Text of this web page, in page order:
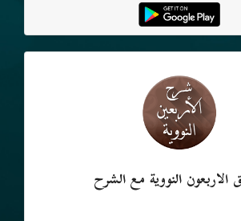
الأربعون النووية مع الشرح